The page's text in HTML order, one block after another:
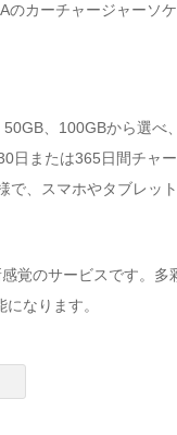
カーチャージャーソ
、100GBから選
日または365日間チャ
、スマホやタブレッ
覚のサービスです。
なります。